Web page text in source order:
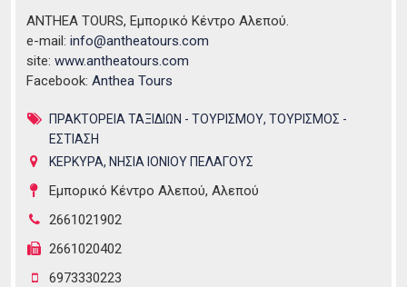
ANTHEA TOURS, Εμπορικό Κέντρο Αλεπού.
e-mail: info@antheatours.com
site: www.antheatours.com
Facebook: Anthea Tours
ΠΡΑΚΤΟΡΕΙΑ ΤΑΞΙΔΙΩΝ - ΤΟΥΡΙΣΜΟΥ, ΤΟΥΡΙΣΜΟΣ -
ΕΣΤΙΑΣΗ
ΚΕΡΚΥΡΑ, ΝΗΣΙΑ ΙΟΝΙΟΥ ΠΕΛΑΓΟΥΣ
Εμπορικό Κέντρο Αλεπού, Αλεπού
2661021902
2661020402
6973330223